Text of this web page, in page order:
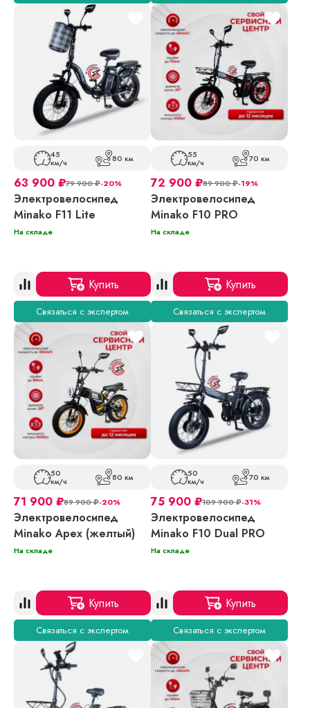
45
км/ч 80 км
63 900 ₽79 900₽-20%
Электровелосипед
Minako F11 Lite
На складе
Купить
Связаться с экспертом
55
км/ч 70 км
72 900 ₽89 900₽-19%
Электровелосипед
Minako F10 PRO
На складе
Купить
Связаться с экспертом
50
км/ч 80 км
71 900 ₽89 900₽-20%
Электровелосипед
Minako Apex (желтый)
На складе
Купить
Связаться с экспертом
50
км/ч 70 км
75 900 ₽109 900₽-31%
Электровелосипед
Minako F10 Dual PRO
На складе
Купить
Связаться с экспертом